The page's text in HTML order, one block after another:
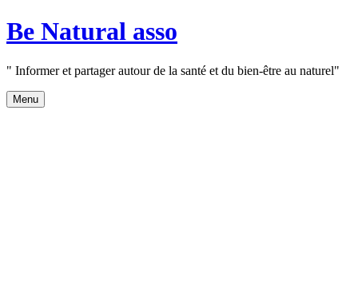
Aller
au
Be Natural asso
" Informer et partager autour de la santé et du bien-être au naturel"
Menu